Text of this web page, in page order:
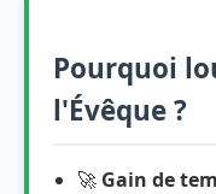
Pourquoi
l'Évêque ?
🚀 Gain de